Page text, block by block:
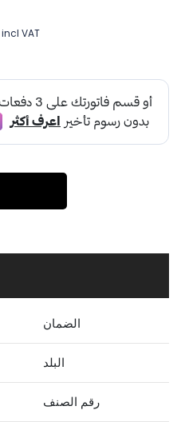
VAT:
الضمان
البلد
رقم الصنف